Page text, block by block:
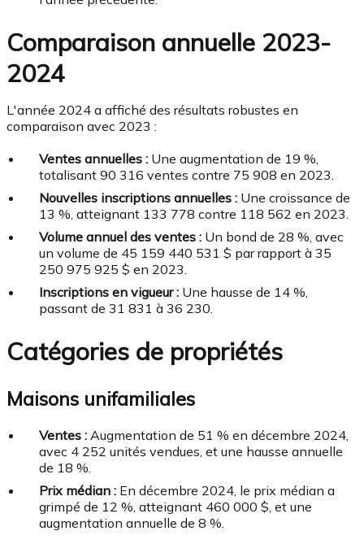
Comparaison annuelle 2023-
2024
L'année 2024 a affiché des résultats robustes en
comparaison avec 2023 :
Ventes annuelles : Une augmentation de 19 %,
totalisant 90 316 ventes contre 75 908 en 2023.
Nouvelles inscriptions annuelles : Une croissance de
13 %, atteignant 133 778 contre 118 562 en 2023.
Volume annuel des ventes : Un bond de 28 %, avec
un volume de 45 159 440 531 $ par rapport à 35
250 975 925 $ en 2023.
Inscriptions en vigueur : Une hausse de 14 %,
passant de 31 831 à 36 230.
Catégories de propriétés
Maisons unifamiliales
Ventes : Augmentation de 51 % en décembre 2024,
avec 4 252 unités vendues, et une hausse annuelle
de 18 %.
Prix médian : En décembre 2024, le prix médian a
grimpé de 12 %, atteignant 460 000 $, et une
augmentation annuelle de 8 %.